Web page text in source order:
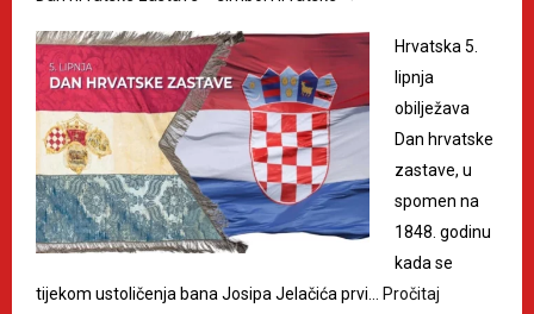
Hrvatska 5.
lipnja
obilježava
Dan hrvatske
zastave, u
spomen na
1848. godinu
kada se
tijekom ustoličenja bana Josipa Jelačića prvi…
Pročitaj